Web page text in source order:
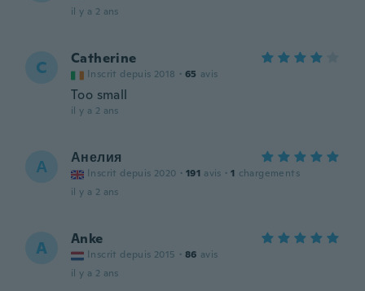
il y a 2 ans
C Catherine
Inscrit depuis 2018 · 65 avis
Too small
il y a 2 ans
А Анелия
Inscrit depuis 2020 · 191 avis · 1 chargements
il y a 2 ans
A Anke
Inscrit depuis 2015 · 86 avis
il y a 2 ans